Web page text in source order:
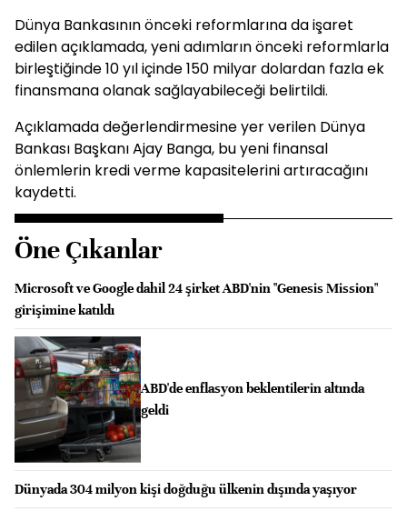
Dünya Bankasının önceki reformlarına da işaret
edilen açıklamada, yeni adımların önceki reformlarla
birleştiğinde 10 yıl içinde 150 milyar dolardan fazla ek
finansmana olanak sağlayabileceği belirtildi.
Açıklamada değerlendirmesine yer verilen Dünya
Bankası Başkanı Ajay Banga, bu yeni finansal
önlemlerin kredi verme kapasitelerini artıracağını
kaydetti.
Öne Çıkanlar
Microsoft ve Google dahil 24 şirket ABD'nin "Genesis Mission"
girişimine katıldı
ABD'de enflasyon beklentilerin altında
geldi
Dünyada 304 milyon kişi doğduğu ülkenin dışında yaşıyor